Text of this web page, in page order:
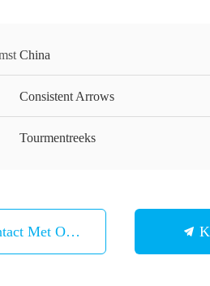
China
Consistent Arrows
Tourmentreeks
Met Ons Op